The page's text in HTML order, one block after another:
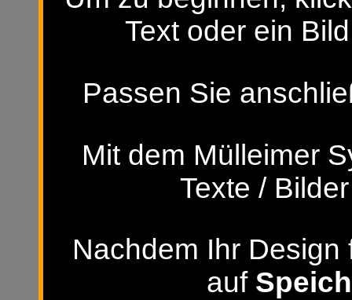
Text oder ein
Passen Sie
Mit dem Mülleimer
Texte /
Nachdem Ihr
auf